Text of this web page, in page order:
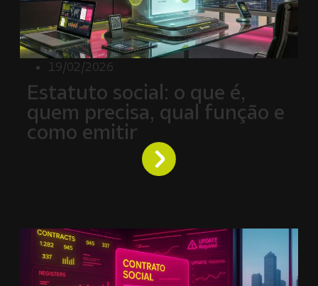
19/02/2026
Estatuto social: o que é,
quem precisa, qual função e
como emitir